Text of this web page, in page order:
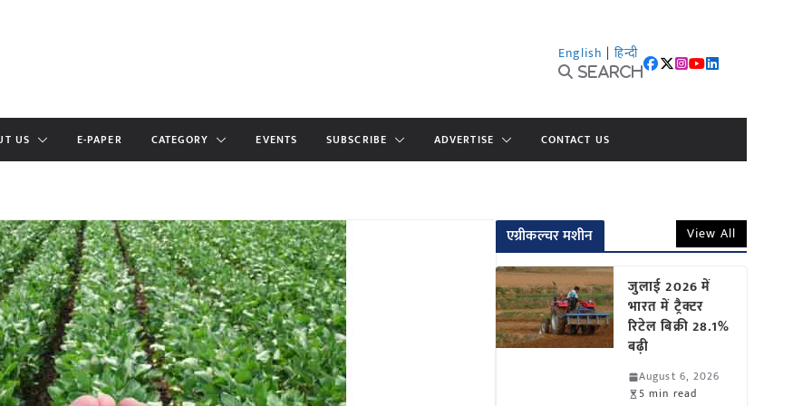
English | हिन्दी
Search
US E-PAPER CATEGORY EVENTS SUBSCRIBE ADVERTISE CONTACT US
एग्रीकल्चर मशीन View All
जुलाई 2026 में
भारत में ट्रैक्टर
रिटेल बिक्री 28.1%
बढ़ी
August 6, 2026
5 min read